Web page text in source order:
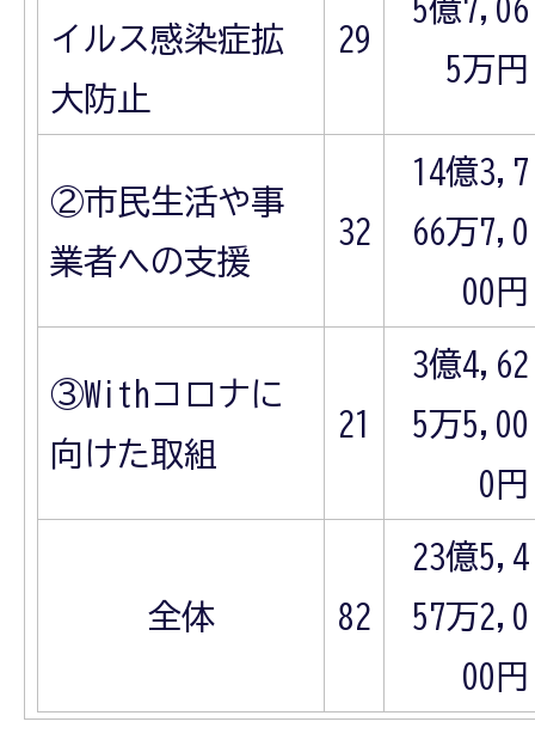
イルス感染症拡
大防止
29
5億7,06
5万円
②市民生活や事
業者への支援
32
14億3,7
66万7,0
00円
③Withコロナに
向けた取組
21
3億4,62
5万5,00
0円
全体 82
23億5,4
57万2,0
00円